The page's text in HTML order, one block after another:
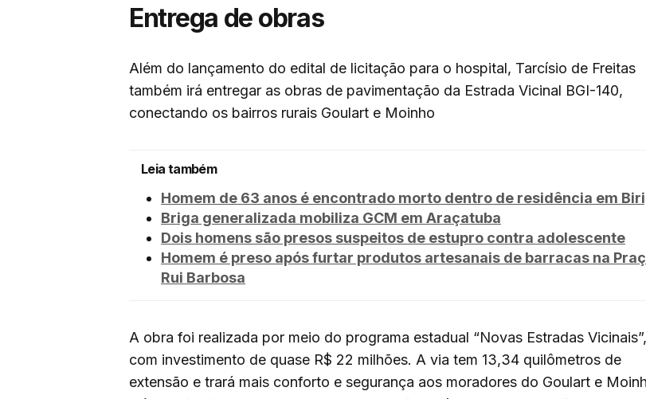
Entrega de obras
Além do lançamento do edital de licitação para o hospital, Tarcísio de Freitas
também irá entregar as obras de pavimentação da Estrada Vicinal BGI-140,
conectando os bairros rurais Goulart e Moinho
Leia também
Homem de 63 anos é encontrado morto dentro de residência em
Briga generalizada mobiliza GCM em Araçatuba
Dois homens são presos suspeitos de estupro contra adolescente
Homem é preso após furtar produtos artesanais de barracas na
Rui Barbosa
A obra foi realizada por meio do programa estadual “Novas Estradas Vicinais”,
com investimento de quase R$ 22 milhões. A via tem 13,34 quilômetros de
extensão e trará mais conforto e segurança aos moradores do Goulart e